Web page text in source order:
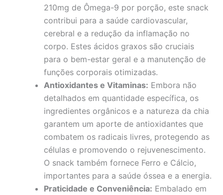
210mg de Ômega-9 por porção, este snack
contribui para a saúde cardiovascular,
cerebral e a redução da inflamação no
corpo. Estes ácidos graxos são cruciais
para o bem-estar geral e a manutenção de
funções corporais otimizadas.
Antioxidantes e Vitaminas: Embora não
detalhados em quantidade específica, os
ingredientes orgânicos e a natureza da chia
garantem um aporte de antioxidantes que
combatem os radicais livres, protegendo as
células e promovendo o rejuvenescimento.
O snack também fornece Ferro e Cálcio,
importantes para a saúde óssea e a energia.
Praticidade e Conveniência: Embalado em